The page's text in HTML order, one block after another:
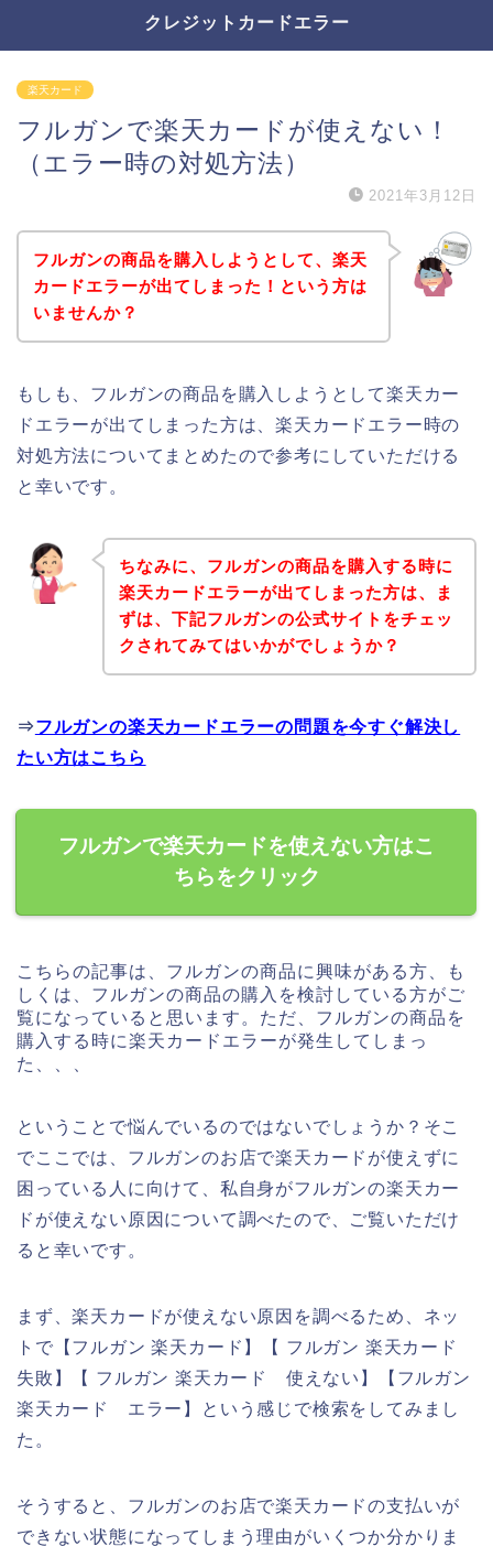
クレジットカードエラー
楽天カード
フルガンで楽天カードが使えない！
（エラー時の対処方法）
2021年3月12日
フルガンの商品を購入しようとして、楽天
カードエラーが出てしまった！という方は
いませんか？
もしも、フルガンの商品を購入しようとして楽天カー
ドエラーが出てしまった方は、楽天カードエラー時の
対処方法についてまとめたので参考にしていただける
と幸いです。
ちなみに、フルガンの商品を購入する時に
楽天カードエラーが出てしまった方は、ま
ずは、下記フルガンの公式サイトをチェッ
クされてみてはいかがでしょうか？
⇒フルガンの楽天カードエラーの問題を今すぐ解決し
たい方はこちら
フルガンで楽天カードを使えない方はこ
ちらをクリック
こちらの記事は、フルガンの商品に興味がある方、も
しくは、フルガンの商品の購入を検討している方がご
覧になっていると思います。ただ、フルガンの商品を
購入する時に楽天カードエラーが発生してしまっ
た、、、
ということで悩んでいるのではないでしょうか？そこ
でここでは、フルガンのお店で楽天カードが使えずに
困っている人に向けて、私自身がフルガンの楽天カー
ドが使えない原因について調べたので、ご覧いただけ
ると幸いです。
まず、楽天カードが使えない原因を調べるため、ネッ
トで【フルガン 楽天カード】【 フルガン 楽天カード
失敗】【 フルガン 楽天カード 使えない】【フルガン
楽天カード エラー】という感じで検索をしてみまし
た。
そうすると、フルガンのお店で楽天カードの支払いが
できない状態になってしまう理由がいくつか分かりま